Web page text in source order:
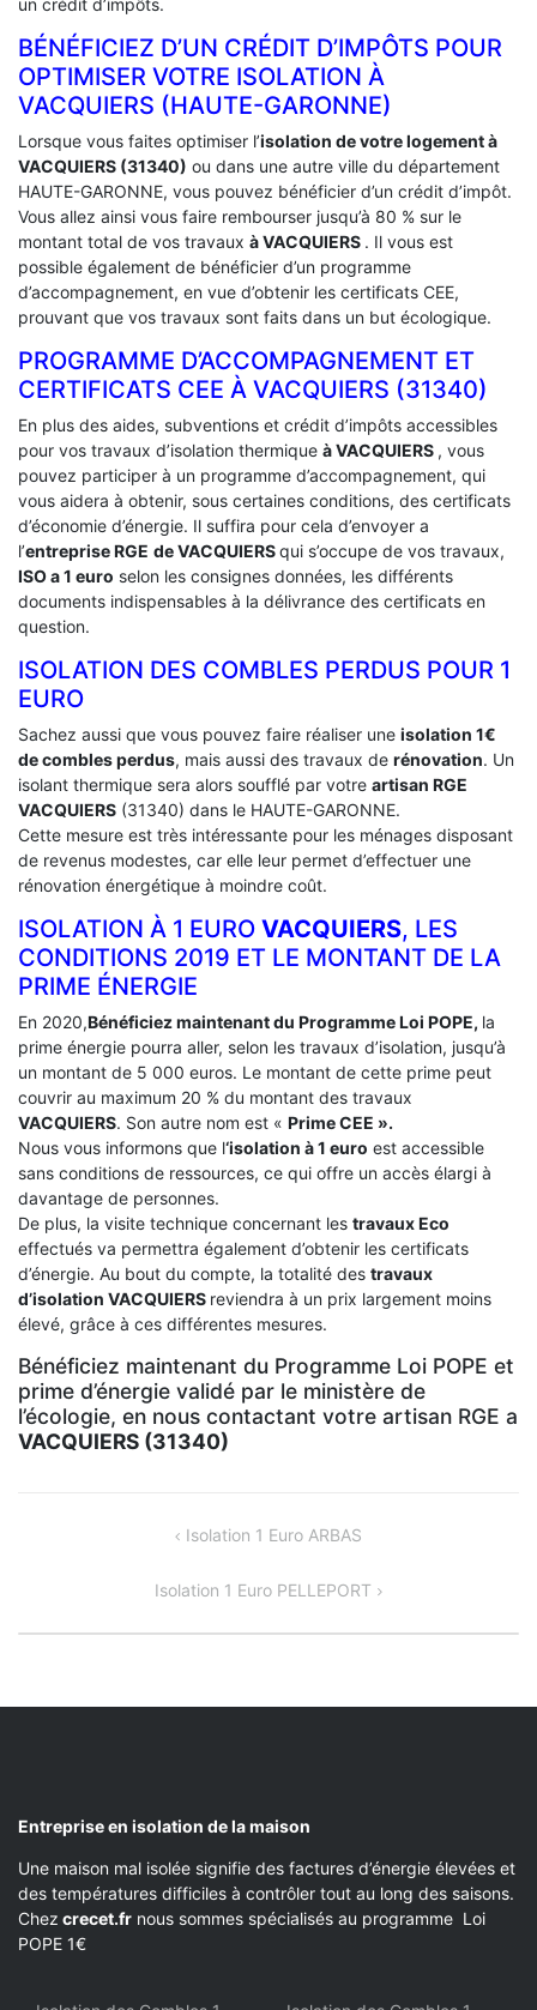
un crédit d’impôts.
BÉNÉFICIEZ D’UN CRÉDIT D’IMPÔTS POUR
OPTIMISER VOTRE ISOLATION À
‎VACQUIERS (HAUTE-GARONNE)
Lorsque vous faites optimiser l’isolation de votre logement à
VACQUIERS (31340) ou dans une autre ville du département
HAUTE-GARONNE, vous pouvez bénéficier d’un crédit d’impôt.
Vous allez ainsi vous faire rembourser jusqu’à 80 % sur le
montant total de vos travaux à VACQUIERS . Il vous est
possible également de bénéficier d’un programme
d’accompagnement, en vue d’obtenir les certificats CEE,
prouvant que vos travaux sont faits dans un but écologique.
PROGRAMME D’ACCOMPAGNEMENT ET
CERTIFICATS CEE À ‎VACQUIERS (31340)
En plus des aides, subventions et crédit d’impôts accessibles
pour vos travaux d’isolation thermique à VACQUIERS , vous
pouvez participer à un programme d’accompagnement, qui
vous aidera à obtenir, sous certaines conditions, des certificats
d’économie d’énergie. Il suffira pour cela d’envoyer a
l’entreprise RGE de VACQUIERSqui s’occupe de vos travaux,
ISO a 1 euro selon les consignes données, les différents
documents indispensables à la délivrance des certificats en
question.
ISOLATION DES COMBLES PERDUS POUR 1
EURO
Sachez aussi que vous pouvez faire réaliser une isolation 1€
de combles perdus, mais aussi des travaux de rénovation. Un
isolant thermique sera alors soufflé par votre artisan RGE
VACQUIERS (31340) dans le HAUTE-GARONNE.
Cette mesure est très intéressante pour les ménages disposant
de revenus modestes, car elle leur permet d’effectuer une
rénovation énergétique à moindre coût.
ISOLATION À 1 EURO VACQUIERS, LES
CONDITIONS 2019 ET LE MONTANT DE LA
PRIME ÉNERGIE
En 2020,Bénéficiez maintenant du Programme Loi POPE, la
prime énergie pourra aller, selon les travaux d’isolation, jusqu’à
un montant de 5 000 euros. Le montant de cette prime peut
couvrir au maximum 20 % du montant des travaux
VACQUIERS. Son autre nom est « Prime CEE ».
Nous vous informons que l‘isolation à 1 euro est accessible
sans conditions de ressources, ce qui offre un accès élargi à
davantage de personnes.
De plus, la visite technique concernant les travaux Eco
effectués va permettra également d’obtenir les certificats
d’énergie. Au bout du compte, la totalité des travaux
d’isolation VACQUIERS reviendra à un prix largement moins
élevé, grâce à ces différentes mesures.
Bénéficiez maintenant du Programme Loi POPE et
prime d’énergie validé par le ministère de
l’écologie, en nous contactant votre artisan RGE a
VACQUIERS (31340)
Isolation 1 Euro ARBAS
Isolation 1 Euro PELLEPORT
Entreprise en isolation de la maison
Une maison mal isolée signifie des factures d’énergie élevées et
des températures difficiles à contrôler tout au long des saisons.
Chez crecet.fr nous sommes spécialisés au programme Loi
POPE 1€